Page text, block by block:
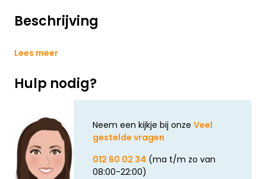
Beschrijving
Lees meer
Hulp nodig?
Neem een kijkje bij onze Veel
gestelde vragen
012 60 02 34 (ma t/m zo van
08:00-22:00)